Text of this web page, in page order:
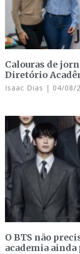
Calouras de
Diretório
Isaac Dias 04/08/
O BTS não
academia